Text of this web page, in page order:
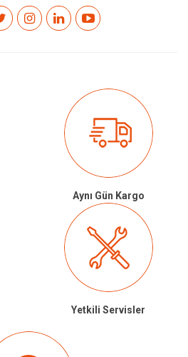
Aynı Gün Kargo
Yetkili Servisler